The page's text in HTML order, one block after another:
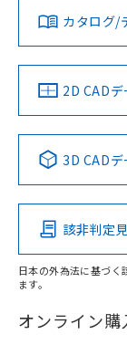
タイムチャート
上、n: 45mm以上
検出領域
みください。
ソフトウェアの使
対応済み
中国 RoHS 注
Pb
在庫等で未対
LR型式承認
（イギリス
船舶規格）
No
その他
カタログ/
2D CADデ
3D CADデ
該非判定
日本の外為法に基づく
ます。
オンライン購